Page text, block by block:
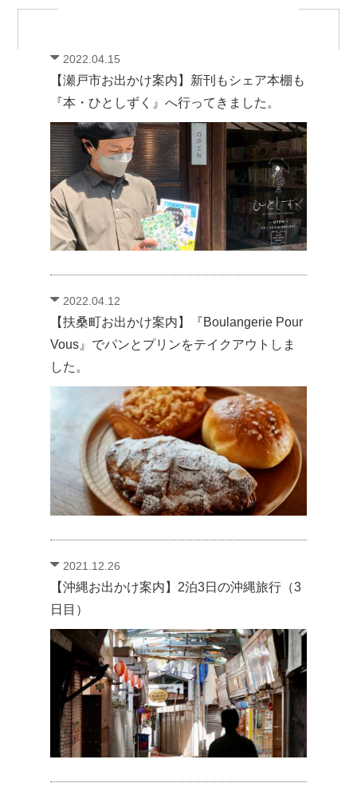
2022.04.15
【瀬戸市お出かけ案内】新刊もシェア本棚も
『本・ひとしずく』へ行ってきました。
2022.04.12
【扶桑町お出かけ案内】『Boulangerie Pour
Vous』でパンとプリンをテイクアウトしま
した。
2021.12.26
【沖縄お出かけ案内】2泊3日の沖縄旅行（3
日目）